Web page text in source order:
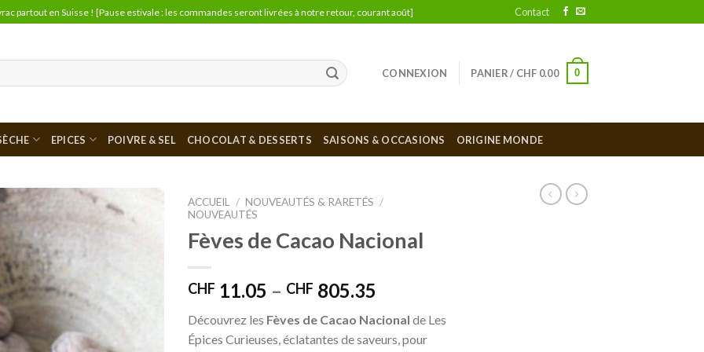
partout en Suisse ! [Pause estivale : les commandes seront livrées à notre retour, courant août] Contact
CONNEXION PANIER / CHF 0.00 0
EPICES POIVRE & SEL CHOCOLAT & DESSERTS SAISONS & OCCASIONS ORIGINE MONDE
ACCUEIL / NOUVEAUTÉS & RARETÉS /
NOUVEAUTÉS
Fèves de Cacao Nacional
CHF 11.05 – CHF 805.35
Découvrez les Fèves de Cacao Nacional de Les
Épices Curieuses, éclatantes de saveurs, pour